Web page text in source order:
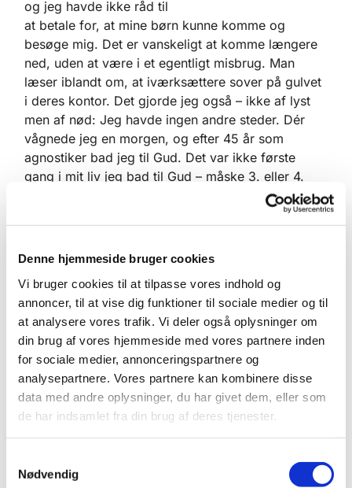
Denne hjemmeside bruger cookies
Vi bruger cookies til at tilpasse vores indhold og
annoncer, til at vise dig funktioner til sociale medier og til
at analysere vores trafik. Vi deler også oplysninger om
din brug af vores hjemmeside med vores partnere inden
for sociale medier, annonceringspartnere og
analysepartnere. Vores partnere kan kombinere disse
data med andre oplysninger, du har givet dem, eller som
de har indsamlet fra din brug af deres tjenester.
Nødvendig
og jeg havde ikke råd til
at betale for, at mine børn kunne komme og
besøge mig. Det er vanskeligt at komme længere
ned, uden at være i et egentligt misbrug. Man
læser iblandt om, at iværksættere sover på gulvet
i deres kontor. Det gjorde jeg også – ikke af lyst
men af nød: Jeg havde ingen andre steder. Dér
vågnede jeg en morgen, og efter 45 år som
agnostiker bad jeg til Gud. Det var ikke første
gang i mit liv jeg bad til Gud – måske 3. eller 4.
Men det var første gang, jeg fulgte op: Det var
søndag og jeg tog ned i den lokale kirke, og dér,
stemme, som talte i mig og viste mig vejen. Den
fra da af var jeg klar over, at Gud holdt fast i mig –
som en god forælder, der ikke slipper sit
snublende barn. Jovist: Jeg vedblev med at lave
alle mulige tåbeligheder: Stolthed og ærekærhed
sad (sidder…) stærkt i mig. Men Gud holdt fast og
gør det den dag i dag. Og fra den søndag i kirken
har jeg meget stærkt vidst, at uanset hvor galt
noget stod fat, så var jeg ikke alene. Mit liv er
uigenkendeligt, intet mindre. Der var og er fortsat
uendeligt meget jeg ikke forstår – men jeg véd nu,
at Gud altid er hos mig.